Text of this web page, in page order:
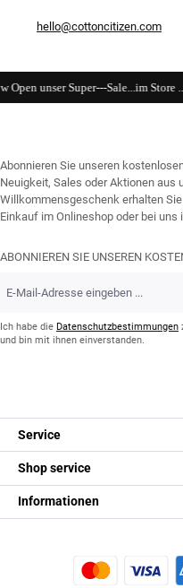
hello@cottoncitizen.com
Sale...im Store
Abonnieren Sie unseren
Neuigkeit, Sales oder Aktionen aus
Willkommensgeschenk erhalten
Einkauf im Onlineshop oder bei uns
ABONNIEREN SIE UNSEREN
Mail-
*Ich habe die Datenschutzbestimmungen
und bin mit ihnen einverstanden.
Service
Shop service
Informationen